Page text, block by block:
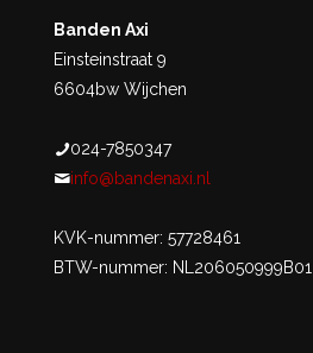
Banden Axi
Einsteinstraat 9
6604bw Wijchen
024-7850347
info@bandenaxi.nl
KVK-nummer: 57728461
BTW-nummer: NL206050999B01